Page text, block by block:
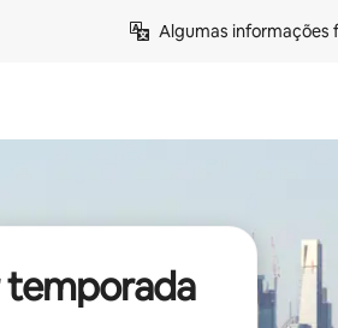
Algumas
temporada